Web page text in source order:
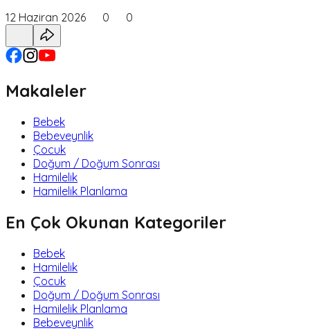
12 Haziran 2026 0 0
Makaleler
Bebek
Bebeveynlik
Çocuk
Doğum / Doğum Sonrası
Hamilelik
Hamilelik Planlama
En Çok Okunan Kategoriler
Bebek
Hamilelik
Çocuk
Doğum / Doğum Sonrası
Hamilelik Planlama
Bebeveynlik